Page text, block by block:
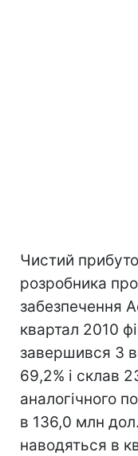
Чистий
розробника
забезпечення
квартал 2010
завершився 3
69,2% і склав
аналогічного
в 136,0 млн
наводяться в